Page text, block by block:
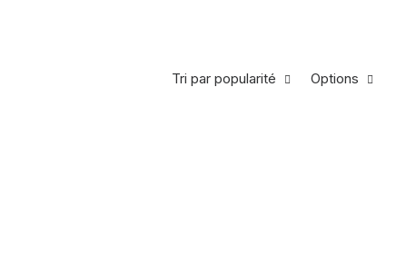
Tri par popularité Options